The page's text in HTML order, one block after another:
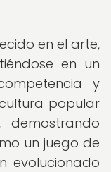
en el arte,
en un
y
popular
un juego de
evolucionado